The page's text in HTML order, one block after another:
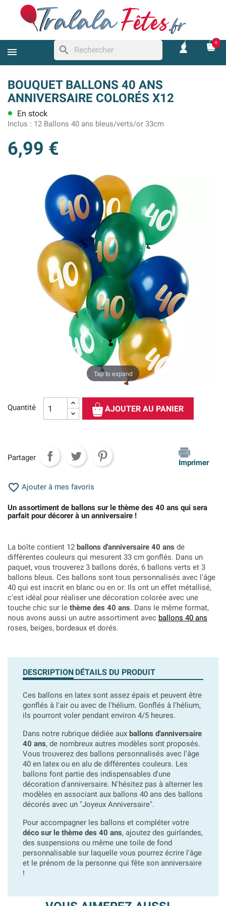
search
0
BOUQUET BALLONS 40 ANS
ANNIVERSAIRE COLORÉS X12
lens En stock
Inclus : 12 Ballons 40 ans bleus/verts/or 33cm
6,99 €
Tap to expand
Quantité AJOUTER AU PANIER
Partager
Imprimer
 Ajouter à mes favoris
Un assortiment de ballons sur le thème des 40 ans qui sera
parfait pour décorer à un anniversaire !
La boîte contient 12 ballons d'anniversaire 40 ans de
différentes couleurs qui mesurent 33 cm gonflés. Dans un
paquet, vous trouverez 3 ballons dorés, 6 ballons verts et 3
ballons bleus. Ces ballons sont tous personnalisés avec l'âge
40 qui est inscrit en blanc ou en or. Ils ont un effet métallisé,
c'est idéal pour réaliser une décoration colorée avec une
touche chic sur le thème des 40 ans. Dans le même format,
nous avons aussi un autre assortiment avec ballons 40 ans
roses, beiges, bordeaux et dorés.
DESCRIPTION DÉTAILS DU PRODUIT
Ces ballons en latex sont assez épais et peuvent être
gonflés à l'air ou avec de l'hélium. Gonflés à l'hélium,
ils pourront voler pendant environ 4/5 heures.
Dans notre rubrique dédiée aux ballons d'anniversaire
40 ans, de nombreux autres modèles sont proposés.
Vous trouverez des ballons personnalisés avec l'âge
40 en latex ou en alu de différentes couleurs. Les
ballons font partie des indispensables d'une
décoration d'anniversaire. N'hésitez pas à alterner les
modèles en associant aux ballons 40 ans des ballons
décorés avec un "Joyeux Anniversaire".
Pour accompagner les ballons et compléter votre
déco sur le thème des 40 ans, ajoutez des guirlandes,
des suspensions ou même une toile de fond
personnalisable sur laquelle vous pourrez écrire l'âge
et le prénom de la personne qui fête son anniversaire
!